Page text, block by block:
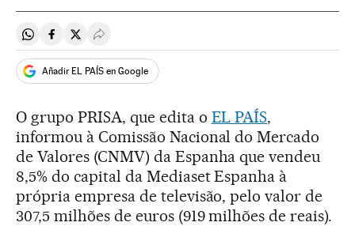
Compartir en Whatsapp
Compartir en Facebook
Compartir en Twitter
Desplegar Redes Sociales
Añadir EL PAÍS en Google
O grupo PRISA, que edita o EL PAÍS,
informou à Comissão Nacional do Mercado
de Valores (CNMV) da Espanha que vendeu
8,5% do capital da Mediaset Espanha à
própria empresa de televisão, pelo valor de
307,5 milhões de euros (919 milhões de reais).